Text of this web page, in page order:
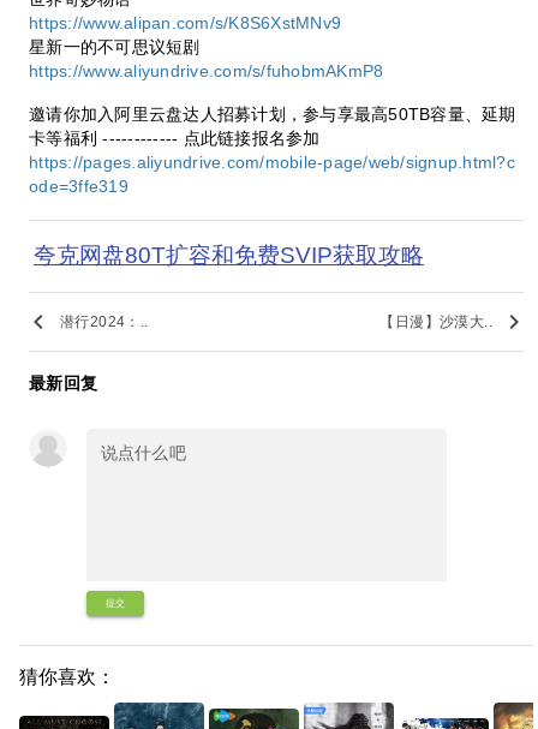
https://www.alipan.com/s/K8S6XstMNv9
星新一的不可思议短剧
https://www.aliyundrive.com/s/fuhobmAKmP8
邀请你加入阿里云盘达人招募计划，参与享最高50TB容量、延期
卡等福利 ------------ 点此链接报名参加
https://pages.aliyundrive.com/mobile-page/web/signup.html?c
ode=3ffe319
夸克网盘80T扩容和免费SVIP获取攻略
keyboard_arrow_left 潜行2024：.. 【日漫】沙漠大.. keyboard_arrow_right
最新回复
提交
猜你喜欢：